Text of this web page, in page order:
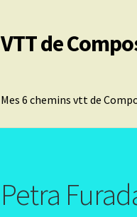
Aller
à
Aller
au
VTT de
Mes 6 chemins vtt de
Petra